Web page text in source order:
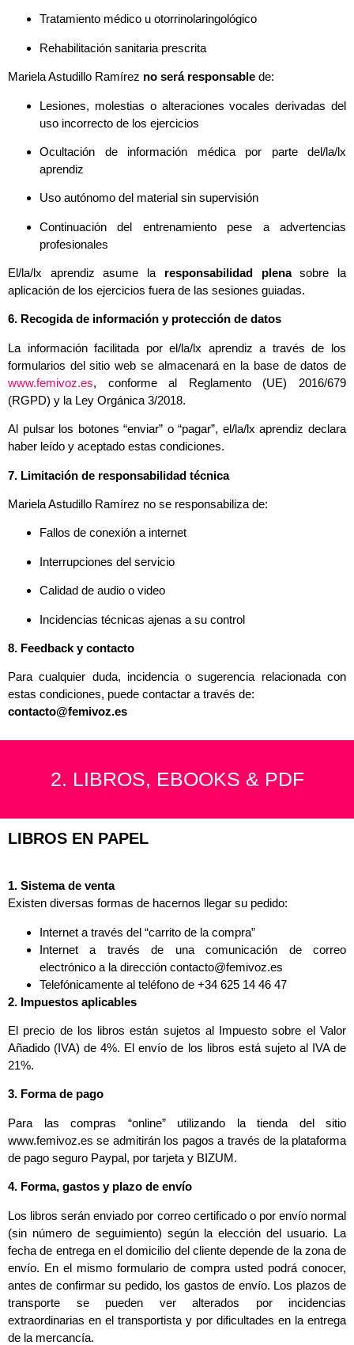
Tratamiento médico u otorrinolaringológico
Rehabilitación sanitaria prescrita
Mariela Astudillo Ramírez no será responsable de:
Lesiones, molestias o alteraciones vocales derivadas del
uso incorrecto de los ejercicios
Ocultación de información médica por parte del/la/lx
aprendiz
Uso autónomo del material sin supervisión
Continuación del entrenamiento pese a advertencias
profesionales
El/la/lx aprendiz asume la responsabilidad plenasobre la
aplicación de los ejercicios fuera de las sesiones guiadas.
6. Recogida de información y protección de datos
La información facilitada por el/la/lx aprendiz a través de los
formularios del sitio web se almacenará en la base de datos de
www.femivoz.es, conforme al Reglamento (UE) 2016/679
(RGPD) y la Ley Orgánica 3/2018.
Al pulsar los botones “enviar” o “pagar”, el/la/lx aprendiz declara
haber leído y aceptado estas condiciones.
7. Limitación de responsabilidad técnica
Mariela Astudillo Ramírez no se responsabiliza de:
Fallos de conexión a internet
Interrupciones del servicio
Calidad de audio o video
Incidencias técnicas ajenas a su control
8. Feedback y contacto
Para cualquier duda, incidencia o sugerencia relacionada con
estas condiciones, puede contactar a través de:
contacto@femivoz.es
2. LIBROS, EBOOKS & PDF
LIBROS EN PAPEL
1. Sistema de venta
Existen diversas formas de hacernos llegar su pedido:
Internet a través del “carrito de la compra”
Internet a través de una comunicación de correo
electrónico a la dirección contacto@femivoz.es
Telefónicamente al teléfono de +34 625 14 46 47
2. Impuestos aplicables
El precio de los libros están sujetos al Impuesto sobre el Valor
Añadido (IVA) de 4%. El envío de los libros está sujeto al IVA de
21%.
3. Forma de pago
Para las compras “online” utilizando la tienda del sitio
www.femivoz.es se admitirán los pagos a través de la plataforma
de pago seguro Paypal, por tarjeta y BIZUM.
4. Forma, gastos y plazo de envío
Los libros serán enviado por correo certificado o por envío normal
(sin número de seguimiento) según la elección del usuario. La
fecha de entrega en el domicilio del cliente depende de la zona de
envío. En el mismo formulario de compra usted podrá conocer,
antes de confirmar su pedido, los gastos de envío. Los plazos de
transporte se pueden ver alterados por incidencias
extraordinarias en el transportista y por dificultades en la entrega
de la mercancía.